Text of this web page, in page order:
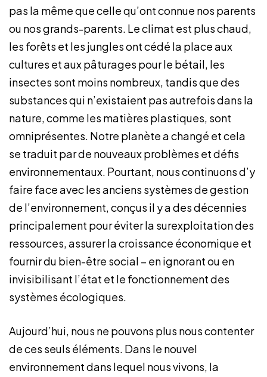
pas la même que celle qu’ont connue nos parents
ou nos grands-parents. Le climat est plus chaud,
les forêts et les jungles ont cédé la place aux
cultures et aux pâturages pour le bétail, les
insectes sont moins nombreux, tandis que des
substances qui n’existaient pas autrefois dans la
nature, comme les matières plastiques, sont
omniprésentes. Notre planète a changé et cela
se traduit par de nouveaux problèmes et défis
environnementaux. Pourtant, nous continuons d’y
faire face avec les anciens systèmes de gestion
de l’environnement, conçus il y a des décennies
principalement pour éviter la surexploitation des
ressources, assurer la croissance économique et
fournir du bien-être social – en ignorant ou en
invisibilisant l’état et le fonctionnement des
systèmes écologiques.
Aujourd’hui, nous ne pouvons plus nous contenter
de ces seuls éléments. Dans le nouvel
environnement dans lequel nous vivons, la